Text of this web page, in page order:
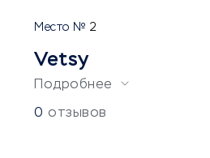
2
Vetsy
Подробнее
0 отзывов